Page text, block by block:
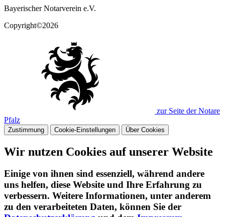
Bayerischer Notarverein e.V.
Copyright©2026
zur Seite der Notare
Pfalz
Zustimmung Cookie-Einstellungen Über Cookies
Wir nutzen Cookies auf unserer Website
Einige von ihnen sind essenziell, während andere
uns helfen, diese Website und Ihre Erfahrung zu
verbessern. Weitere Informationen, unter anderem
zu den verarbeiteten Daten, können Sie der